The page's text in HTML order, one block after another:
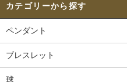
カテゴリーから探す
ペンダント
ブレスレット
球